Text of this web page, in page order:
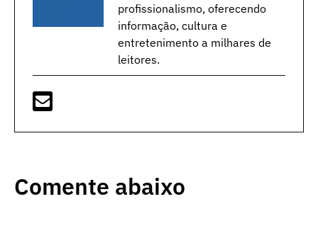
profissionalismo, oferecendo
informação, cultura e
entretenimento a milhares de
leitores.
Comente abaixo